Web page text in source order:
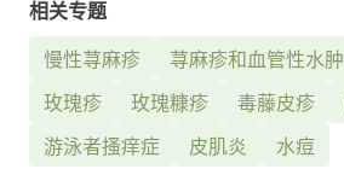
相关专题
慢性荨麻疹
荨麻疹和血管性水肿
玫瑰疹
玫瑰糠疹 毒藤皮疹
游泳者搔痒症
皮肌炎 水痘